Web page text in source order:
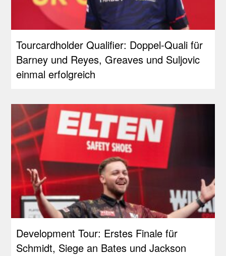
Tourcardholder Qualifier: Doppel-Quali für
Barney und Reyes, Greaves und Suljovic
einmal erfolgreich
Development Tour: Erstes Finale für
Schmidt, Siege an Bates und Jackson